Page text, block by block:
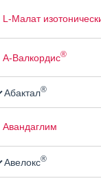
L-Малат
А-Валкордис®
Абактал®
Авандаглим
Авелокс®